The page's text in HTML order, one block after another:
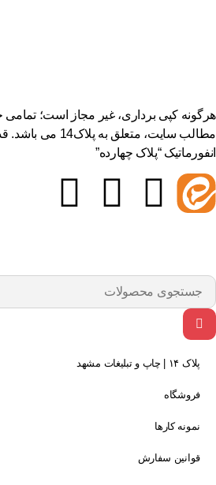
کپی برداری، غیر مجاز است؛ تمامی
مطالب سایت، متعلق به
“پلاک چهارده”
پلاک ۱۴ | چاپ و تبلیغات مشهد
فروشگاه
نمونه کارها
قوانین سفارش